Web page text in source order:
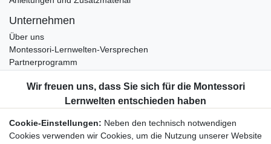
Unternehmen
Über uns
Montessori-Lernwelten-Versprechen
Partnerprogramm
Bestellung widerrufen
Datenschutzerklärung
AGB
Cookie-Einstellungen: Neben den technisch notwendigen
Cookies verwenden wir Cookies, um die Nutzung unserer Website